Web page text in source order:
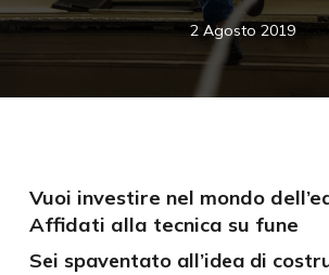
2 Agosto 2019
Vuoi investire nel mondo
Affidati alla tecnica su fune
Sei spaventato all’idea di